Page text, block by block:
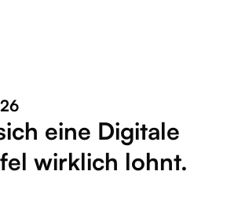
eine Digitale
wirklich lohnt.